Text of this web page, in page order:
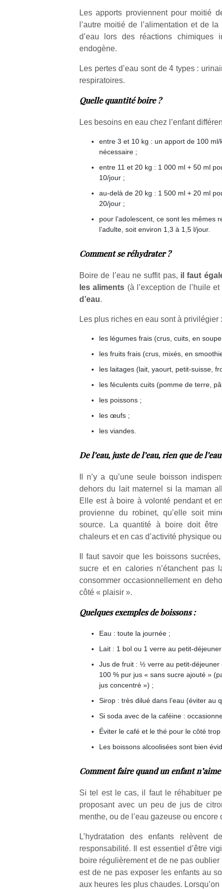
Les apports proviennent pour moitié
l’autre moitié de l’alimentation et de
d’eau lors des réactions chimiques
endogène.
Les pertes d’eau sont de 4 types :
respiratoires.
Quelle quantité boire ?
Les besoins en eau chez l’enfant
entre 3 et 10 kg : un apport de 100
nécessaire ;
entre 11 et 20 kg : 1 000 ml + 50 ml
10/jour ;
au-delà de 20 kg : 1 500 ml + 20 ml
20/jour ;
pour l’adolescent, ce sont les mêmes
l’adulte, soit environ 1,3 à 1,5 l/jour.
Comment se réhydrater ?
Boire de l’eau ne suffit pas, il faut
les aliments (à l’exception de l’huile
d’eau.
Les plus riches en eau sont à privilégier :
les légumes frais (crus, cuits, en
les fruits frais (crus, mixés, en
les laitages (lait, yaourt, petit-suisse,
les féculents cuits (pomme de terre,
les poissons ;
les œufs ;
les viandes.
De l’eau, juste de l’eau, rien que de l’eau
Il n’y a qu’une seule boisson
dehors du lait maternel si la maman
Elle est à boire à volonté pendant et
provienne du robinet, qu’elle soit
source. La quantité à boire doit être
chaleurs et en cas d’activité physique
Il faut savoir que les boissons
sucre et en calories n’étanchent pas
consommer occasionnellement en
côté « plaisir ».
Quelques exemples de boissons :
Eau : toute la journée ;
Lait : 1 bol ou 1 verre au petit-
Jus de fruit : ½ verre au petit-déjeuner
100 % pur jus « sans sucre ajouté »
jus concentré ») ;
Sirop : très dilué dans l’eau (éviter au
Si soda avec de la caféine :
Éviter le café et le thé pour le côté
Les boissons alcoolisées sont bien
Comment faire quand un enfant n’aime
Si tel est le cas, il faut le réhabituer
proposant avec un peu de jus de
menthe, ou de l’eau gazeuse ou encore
L’hydratation des enfants relèvent
responsabilité. Il est essentiel d’être
boire régulièrement et de ne pas
est de ne pas exposer les enfants au
aux heures les plus chaudes.
à
…
NextGen,
nouvelle
trottinette
Les
débordent
souvent
Varier les
occupations
simple.
divertissement,
activité
physique
apprentissage…
Des
pour les
grands et
Durant les
vacances
et avec le
beaux
jours, c’est
enfants
de